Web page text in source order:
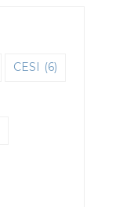
CESI (6)